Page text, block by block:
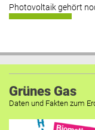
Photovoltaik gehört
Grünes Gas
Daten und Fakten zum